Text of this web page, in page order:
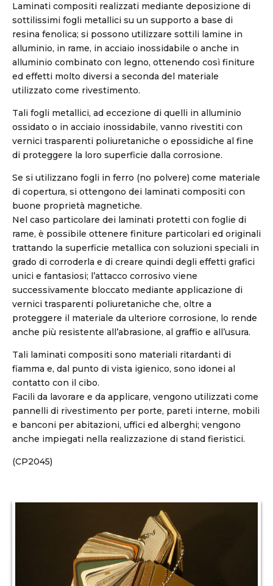
Laminati compositi realizzati mediante deposizione di
sottilissimi fogli metallici su un supporto a base di
resina fenolica; si possono utilizzare sottili lamine in
alluminio, in rame, in acciaio inossidabile o anche in
alluminio combinato con legno, ottenendo così finiture
ed effetti molto diversi a seconda del materiale
utilizzato come rivestimento.
Tali fogli metallici, ad eccezione di quelli in alluminio
ossidato o in acciaio inossidabile, vanno rivestiti con
vernici trasparenti poliuretaniche o epossidiche al fine
di proteggere la loro superficie dalla corrosione.
Se si utilizzano fogli in ferro (no polvere) come materiale
di copertura, si ottengono dei laminati compositi con
buone proprietà magnetiche.
Nel caso particolare dei laminati protetti con foglie di
rame, è possibile ottenere finiture particolari ed originali
trattando la superficie metallica con soluzioni speciali in
grado di corroderla e di creare quindi degli effetti grafici
unici e fantasiosi; l’attacco corrosivo viene
successivamente bloccato mediante applicazione di
vernici trasparenti poliuretaniche che, oltre a
proteggere il materiale da ulteriore corrosione, lo rende
anche più resistente all’abrasione, al graffio e all’usura.
Tali laminati compositi sono materiali ritardanti di
fiamma e, dal punto di vista igienico, sono idonei al
contatto con il cibo.
Facili da lavorare e da applicare, vengono utilizzati come
pannelli di rivestimento per porte, pareti interne, mobili
e banconi per abitazioni, uffici ed alberghi; vengono
anche impiegati nella realizzazione di stand fieristici.
(CP2045)